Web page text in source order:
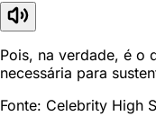
Pois, na verdade, é o
necessária para
Fonte: Celebrity High